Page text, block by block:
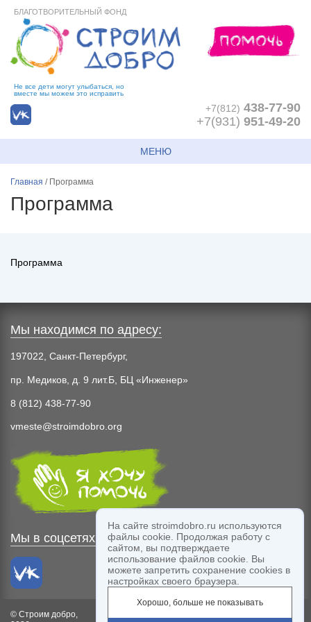
БЛАГОТВОРИТЕЛЬНЫЙ ФОНД
Не все дети могут улыбаться, но
вместе мы можем это исправить
+7(812) 438-77-90
+7(931) 951-49-20
МЕНЮ
Главная / Программа
Программа
Программа
Мы находимся по адресу:
197022, Санкт-Петербург,
пр. Медиков, д. 9 лит.Б, БЦ «Инженер»
8 (812) 438-77-90
vmeste@stroimdobro.org
Мы в соцсетях:
© Строим добро,
На сайте stroimdobro.ru используются
файлы cookie. Продолжая работу с
сайтом, вы подтверждаете
использование файлов cookie. Вы
можете запретить сохранение cookies в
настройках своего браузера.
Хорошо, больше не показывать